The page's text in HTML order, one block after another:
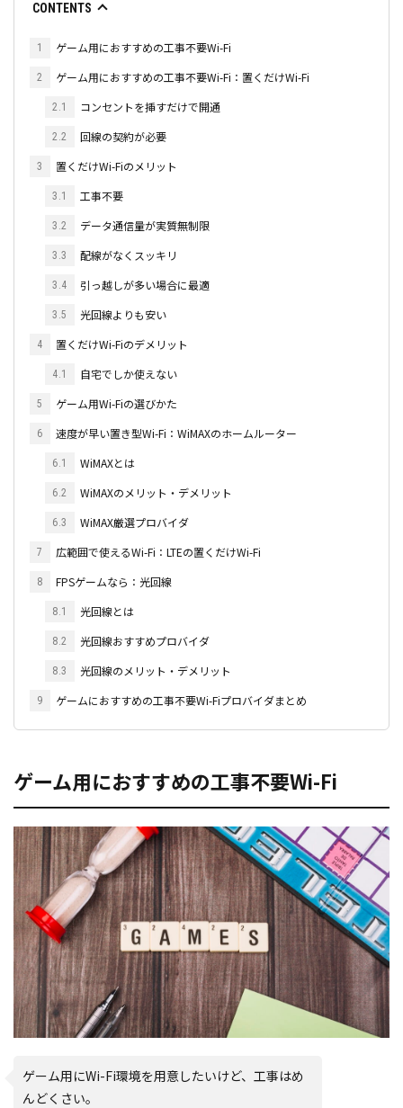
CONTENTS
1 ゲーム用におすすめの工事不要Wi-Fi
2 ゲーム用におすすめの工事不要Wi-Fi：置くだけWi-Fi
2.1 コンセントを挿すだけで開通
2.2 回線の契約が必要
3 置くだけWi-Fiのメリット
3.1 工事不要
3.2 データ通信量が実質無制限
3.3 配線がなくスッキリ
3.4 引っ越しが多い場合に最適
3.5 光回線よりも安い
4 置くだけWi-Fiのデメリット
4.1 自宅でしか使えない
5 ゲーム用Wi-Fiの選びかた
6 速度が早い置き型Wi-Fi：WiMAXのホームルーター
6.1 WiMAXとは
6.2 WiMAXのメリット・デメリット
6.3 WiMAX厳選プロバイダ
7 広範囲で使えるWi-Fi：LTEの置くだけWi-Fi
8 FPSゲームなら：光回線
8.1 光回線とは
8.2 光回線おすすめプロバイダ
8.3 光回線のメリット・デメリット
9 ゲームにおすすめの工事不要Wi-Fiプロバイダまとめ
ゲーム用におすすめの工事不要Wi-Fi
ゲーム用にWi-Fi環境を用意したいけど、工事はめ
んどくさい。